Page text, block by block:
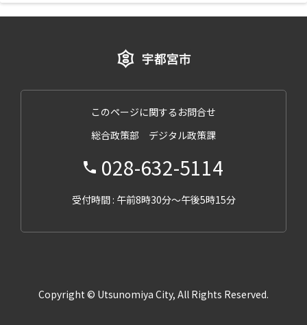
このページに関するお問合せ
総合政策部 デジタル政策課
028-632-5114
受付時間 : 午前8時30分～午後5時15分
Copyright © Utsunomiya City, All Rights Reserved.